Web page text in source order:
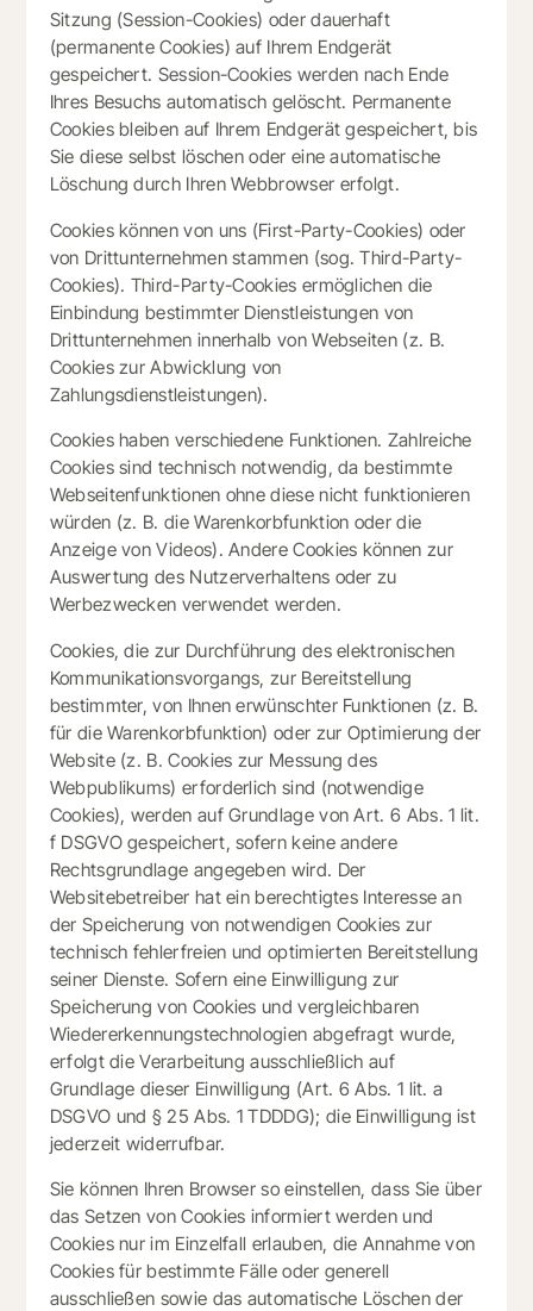
Sitzung (Session-Cookies) oder dauerhaft
(permanente Cookies) auf Ihrem Endgerät
gespeichert. Session-Cookies werden nach Ende
Ihres Besuchs automatisch gelöscht. Permanente
Cookies bleiben auf Ihrem Endgerät gespeichert, bis
Sie diese selbst löschen oder eine automatische
Löschung durch Ihren Webbrowser erfolgt.
Cookies können von uns (First-Party-Cookies) oder
von Drittunternehmen stammen (sog. Third-Party-
Cookies). Third-Party-Cookies ermöglichen die
Einbindung bestimmter Dienstleistungen von
Drittunternehmen innerhalb von Webseiten (z. B.
Cookies zur Abwicklung von
Zahlungsdienstleistungen).
Cookies haben verschiedene Funktionen. Zahlreiche
Cookies sind technisch notwendig, da bestimmte
Webseitenfunktionen ohne diese nicht funktionieren
würden (z. B. die Warenkorbfunktion oder die
Anzeige von Videos). Andere Cookies können zur
Auswertung des Nutzerverhaltens oder zu
Werbezwecken verwendet werden.
Cookies, die zur Durchführung des elektronischen
Kommunikationsvorgangs, zur Bereitstellung
bestimmter, von Ihnen erwünschter Funktionen (z. B.
für die Warenkorbfunktion) oder zur Optimierung der
Website (z. B. Cookies zur Messung des
Webpublikums) erforderlich sind (notwendige
Cookies), werden auf Grundlage von Art. 6 Abs. 1 lit.
f DSGVO gespeichert, sofern keine andere
Rechtsgrundlage angegeben wird. Der
Websitebetreiber hat ein berechtigtes Interesse an
der Speicherung von notwendigen Cookies zur
technisch fehlerfreien und optimierten Bereitstellung
seiner Dienste. Sofern eine Einwilligung zur
Speicherung von Cookies und vergleichbaren
Wiedererkennungstechnologien abgefragt wurde,
erfolgt die Verarbeitung ausschließlich auf
Grundlage dieser Einwilligung (Art. 6 Abs. 1 lit. a
DSGVO und § 25 Abs. 1 TDDDG); die Einwilligung ist
jederzeit widerrufbar.
Sie können Ihren Browser so einstellen, dass Sie über
das Setzen von Cookies informiert werden und
Cookies nur im Einzelfall erlauben, die Annahme von
Cookies für bestimmte Fälle oder generell
ausschließen sowie das automatische Löschen der